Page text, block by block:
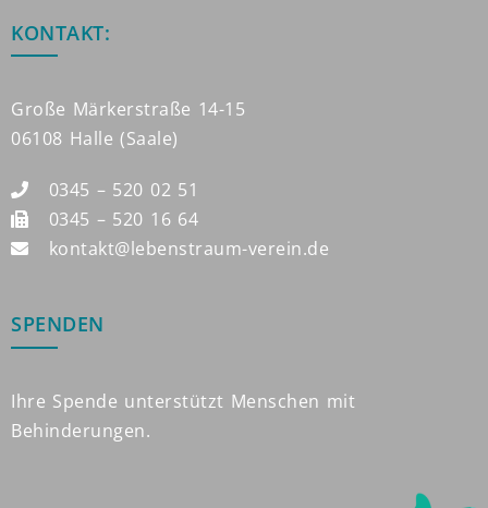
KONTAKT:
Große Märkerstraße 14-15
06108 Halle (Saale)
0345 – 520 02 51
0345 – 520 16 64
kontakt@lebenstraum-verein.de
SPENDEN
Ihre Spende unterstützt Menschen mit
Behinderungen.